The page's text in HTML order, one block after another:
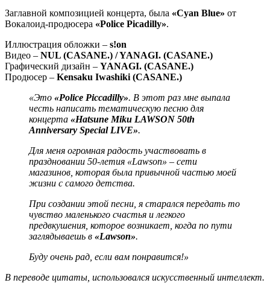
Заглавной композицией концерта, была «Cyan Blue» от
Вокалоид-продюсера «Police Picadilly».
Иллюстрация обложки – s!on
Видео – NUL (CASANE.) / YANAGI. (CASANE.)
Графический дизайн – YANAGI. (CASANE.)
Продюсер – Kensaku Iwashiki (CASANE.)
«Это «Police Piccadilly». В этот раз мне выпала
честь написать тематическую песню для
концерта «Hatsune Miku LAWSON 50th
Anniversary Special LIVE».
Для меня огромная радость участвовать в
праздновании 50-летия «Lawson» – сети
магазинов, которая была привычной частью моей
жизни с самого детства.
При создании этой песни, я старался передать то
чувство маленького счастья и легкого
предвкушения, которое возникает, когда по пути
заглядываешь в «Lawson».
Буду очень рад, если вам понравится!»
В переводе цитаты, использовался искусственный интеллект.